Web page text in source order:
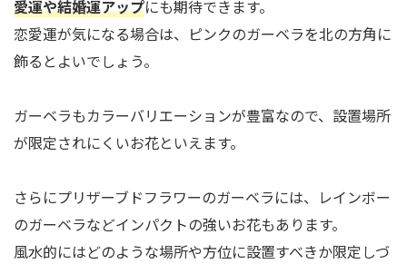
愛運や結婚運アップにも期待できます。
恋愛運が気になる場合は、ピンクのガーベラを北の方角に
飾るとよいでしょう。
ガーベラもカラーバリエーションが豊富なので、設置場所
が限定されにくいお花といえます。
さらにプリザーブドフラワーのガーベラには、レインボー
のガーベラなどインパクトの強いお花もあります。
風水的にはどのような場所や方位に設置すべきか限定しづ